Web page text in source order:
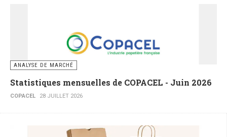
ANALYSE DE MARCHÉ
Statistiques mensuelles de COPACEL - Juin 2026
COPACEL 28 JUILLET 2026